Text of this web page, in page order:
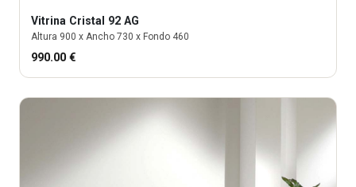
Vitrina Cristal 92 AG
Altura 900 x Ancho 730 x Fondo 460
990.00 €